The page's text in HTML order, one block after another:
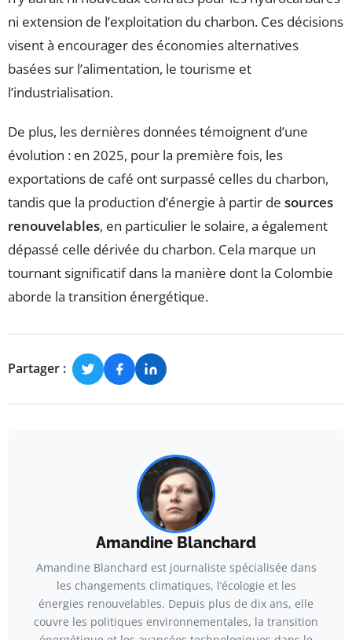
ni extension de l’exploitation du charbon. Ces décisions
visent à encourager des économies alternatives
basées sur l’alimentation, le tourisme et
l’industrialisation.
De plus, les dernières données témoignent d’une
évolution : en 2025, pour la première fois, les
exportations de café ont surpassé celles du charbon,
tandis que la production d’énergie à partir de sources
renouvelables, en particulier le solaire, a également
dépassé celle dérivée du charbon. Cela marque un
tournant significatif dans la manière dont la Colombie
aborde la transition énergétique.
Partager :
Amandine Blanchard
Amandine Blanchard est journaliste spécialisée dans
les changements climatiques, l’écologie et les
énergies renouvelables. Depuis plus de dix ans, elle
couvre les politiques environnementales, la transition